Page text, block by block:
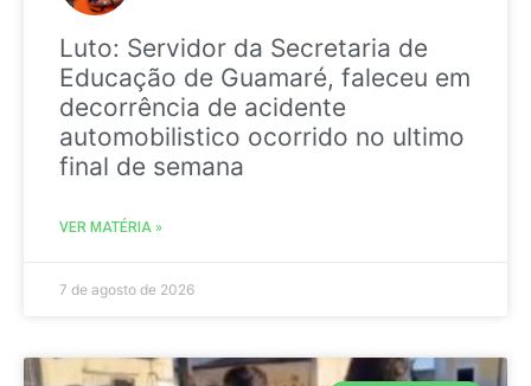
Luto: Servidor da Secretaria de
Educação de Guamaré, faleceu em
decorrência de acidente
automobilistico ocorrido no ultimo
final de semana
VER MATÉRIA »
7 de agosto de 2026